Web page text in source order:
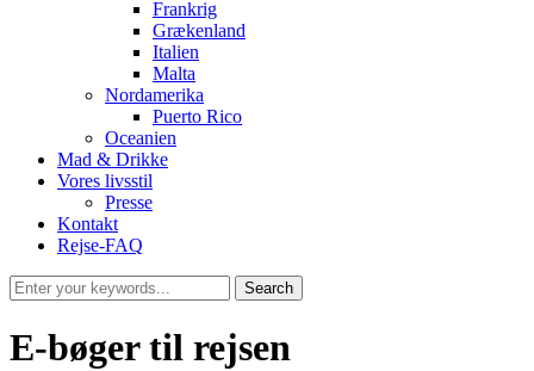
Frankrig
Grækenland
Italien
Malta
Nordamerika
Puerto Rico
Oceanien
Mad & Drikke
Vores livsstil
Presse
Kontakt
Rejse-FAQ
E-bøger til rejsen